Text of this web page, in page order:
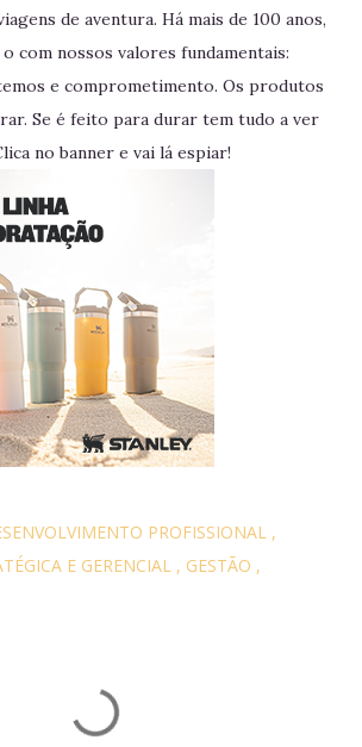
de aventura. Há mais de 100 anos,
com nossos valores fundamentais:
e comprometimento. Os produtos
Se é feito para durar tem tudo a ver
no banner e vai lá espiar!
PROFISSIONAL
E GERENCIAL
GESTÃO